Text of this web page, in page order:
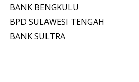
BANK BENGKULU
BPD SULAWESI TENGAH
BANK SULTRA